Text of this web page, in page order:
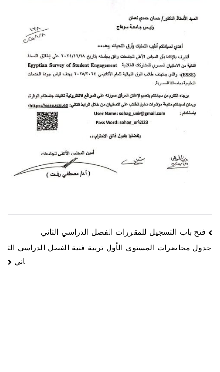
فتح باب التسجيل للمقررات الفصل الدراسي الثاني
جدول محاضرات المستوى الأول تربية فنية الفصل الدراسي الث
اني